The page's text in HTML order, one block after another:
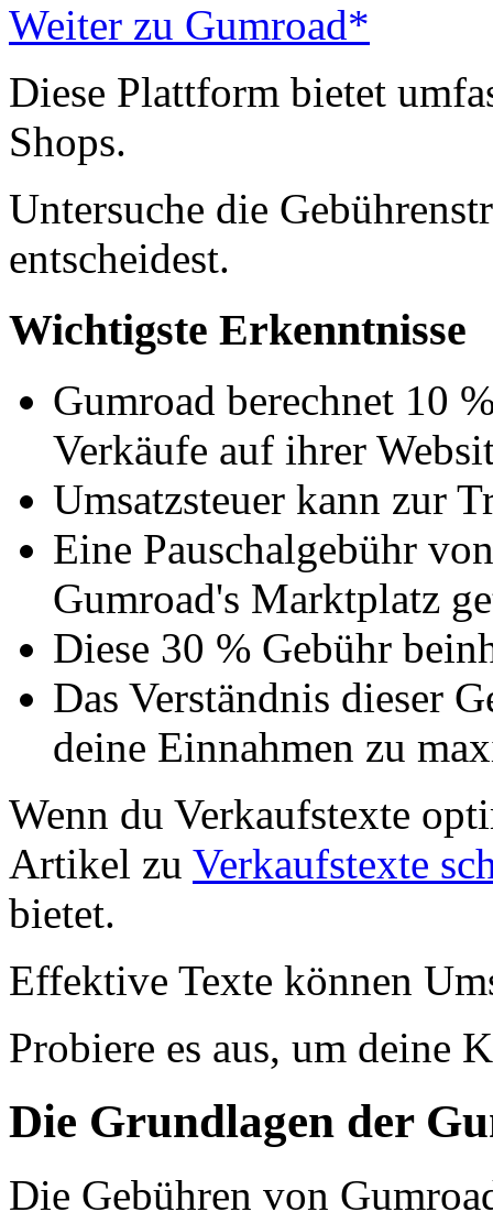
Weiter zu Gumroad*
Diese Plattform bietet
Shops.
Untersuche die
entscheidest.
Wichtigste Erkenntnisse
Gumroad berechnet 10
Verkäufe auf ihrer
Umsatzsteuer kann zur
Eine Pauschalgebühr
Gumroad's Marktplatz
Diese 30 % Gebühr
Das Verständnis dieser
deine Einnahmen zu
Wenn du Verkaufstexte
Artikel zu Verkaufstexte
bietet.
Effektive Texte können
Probiere es aus, um deine
Die Grundlagen der
Die Gebühren von